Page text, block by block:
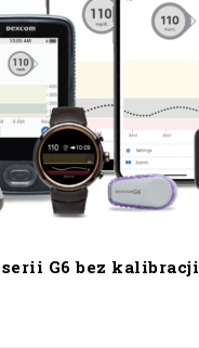
serii G6 bez kalibracji